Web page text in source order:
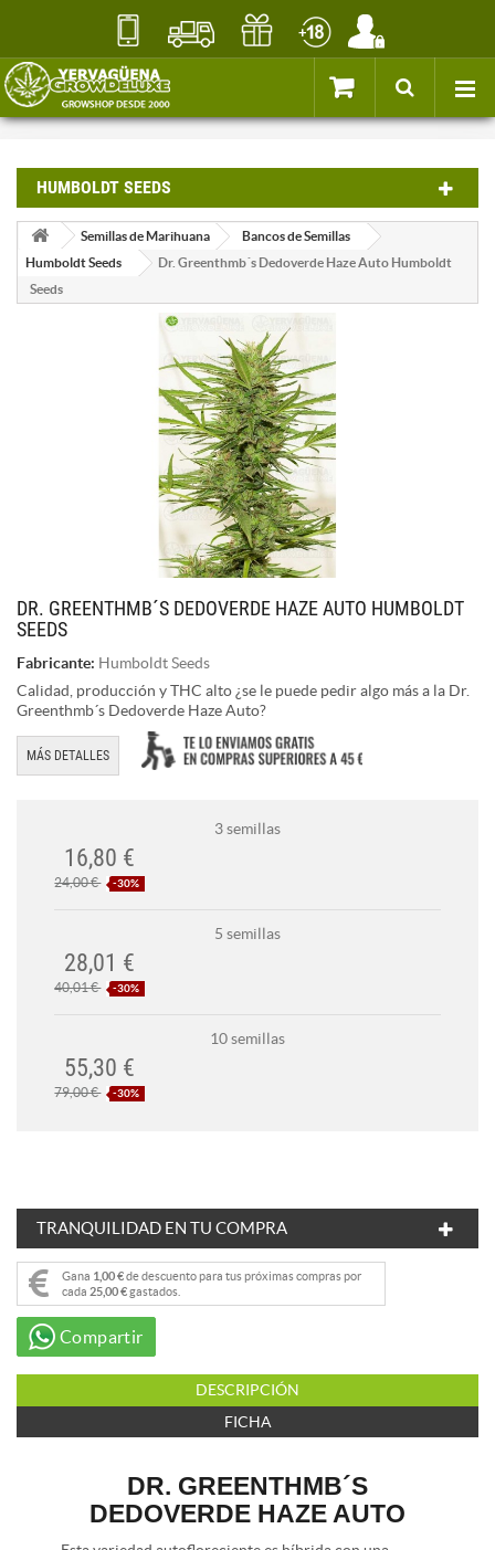
HUMBOLDT SEEDS
Semillas de Marihuana
Bancos de Semillas
Humboldt Seeds
Dr. Greenthmb´s Dedoverde Haze Auto Humboldt
Seeds
DR. GREENTHMB´S DEDOVERDE HAZE AUTO HUMBOLDT
SEEDS
Fabricante: Humboldt Seeds
Calidad, producción y THC alto ¿se le puede pedir algo más a la Dr.
Greenthmb´s Dedoverde Haze Auto?
MÁS DETALLES
3 semillas
16,80 €
24,00 € -30%
5 semillas
28,01 €
40,01 € -30%
10 semillas
55,30 €
79,00 € -30%
TRANQUILIDAD EN TU COMPRA
Gana 1,00 €de descuento para tus próximas compras por
cada 25,00 €gastados.
Compartir
DESCRIPCIÓN
FICHA
DR. GREENTHMB´S
DEDOVERDE HAZE AUTO